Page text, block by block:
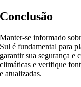
Conclusão
Manter-se informado
Sul é fundamental para
garantir sua segurança e
climáticas e verifique
e atualizadas.